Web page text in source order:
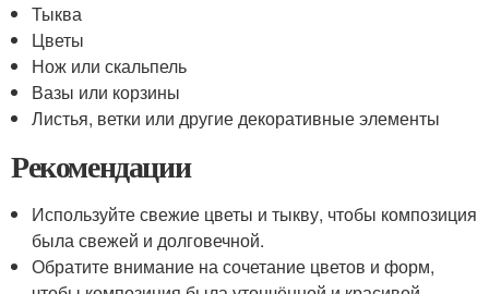
Тыква
Цветы
Нож или скальпель
Вазы или корзины
Листья, ветки или другие декоративные элементы
Рекомендации
Используйте свежие цветы и тыкву, чтобы композиция
была свежей и долговечной.
Обратите внимание на сочетание цветов и форм,